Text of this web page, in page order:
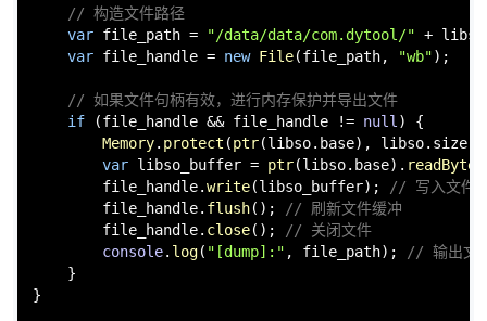
// 构造文件路径
var file_path = "/data/data/com.dytool/" +
var file_handle = new File(file_path, "wb");
// 如果文件句柄有效，进行内存保护并导出文件
if (file_handle && file_handle != null) {
Memory. protect (ptr(libso. base), libso. size
var libso_buffer = ptr(libso. base).
file_handle.write(libso_buffer);
// 写入文件
file_handle. flush();
// 刷新文件缓冲
file_handle. close();
// 关闭文件
console. log( "[dump]:" , file_path);
// 输出文
}
}